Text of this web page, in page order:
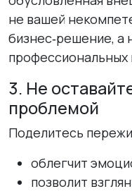
не вашей
бизнес‑решение, а
профессиональных
3. Не
проблемой
Поделитесь
облегчит
позволит